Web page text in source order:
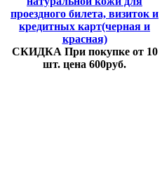
проездного билета, визиток и
кредитных карт(черная и
красная)
СКИДКА При покупке от 10
шт. цена 600руб.